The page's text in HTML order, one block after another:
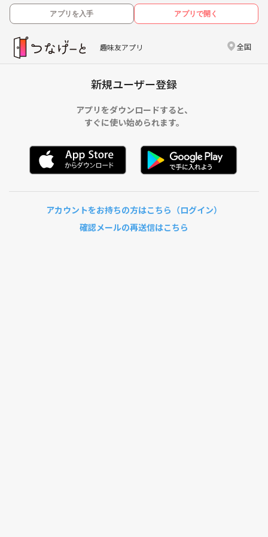
アプリを入手 アプリで開く
趣味友アプリ 全国
新規ユーザー登録
アプリをダウンロードすると、
すぐに使い始められます。
アカウントをお持ちの方はこちら（ログイン）
確認メールの再送信はこちら